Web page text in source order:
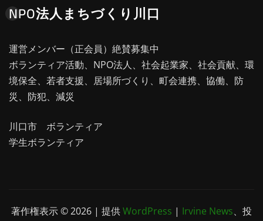
NPO法人まちづくり川口
運営メンバー（正会員）絶賛募集中
ボランティア活動、NPO法人、社会起業家、社会貢献、環
境保全、若者支援、居場所づくり、町会連携、協働、防
災、防犯、減災
川口市 ボランティア
学生ボランティア
著作権表示 © 2026 | 提供WordPress | Irvine News、投